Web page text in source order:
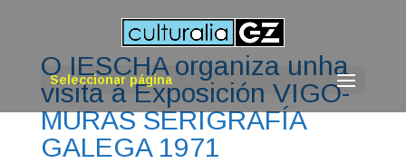
Seleccionar página
O IESCHA organiza unha
visita á Exposición VIGO-
MURAS SERIGRAFÍA
GALEGA 1971